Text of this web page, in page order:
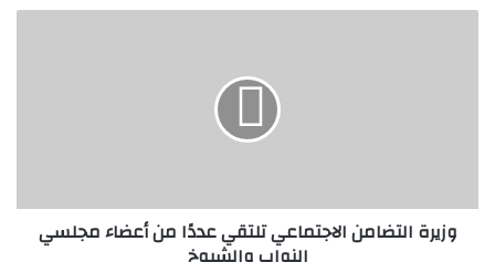
النواب
والشيوخ
وزيرة التضامن الاجتماعي تلتقي عددًا من أعضاء مجلسي